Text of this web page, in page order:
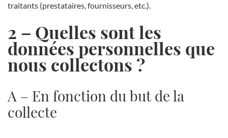
traitants (prestataires, fournisseurs, etc.).
2 – Quelles sont les
données personnelles que
nous collectons ?
A – En fonction du but de la
collecte